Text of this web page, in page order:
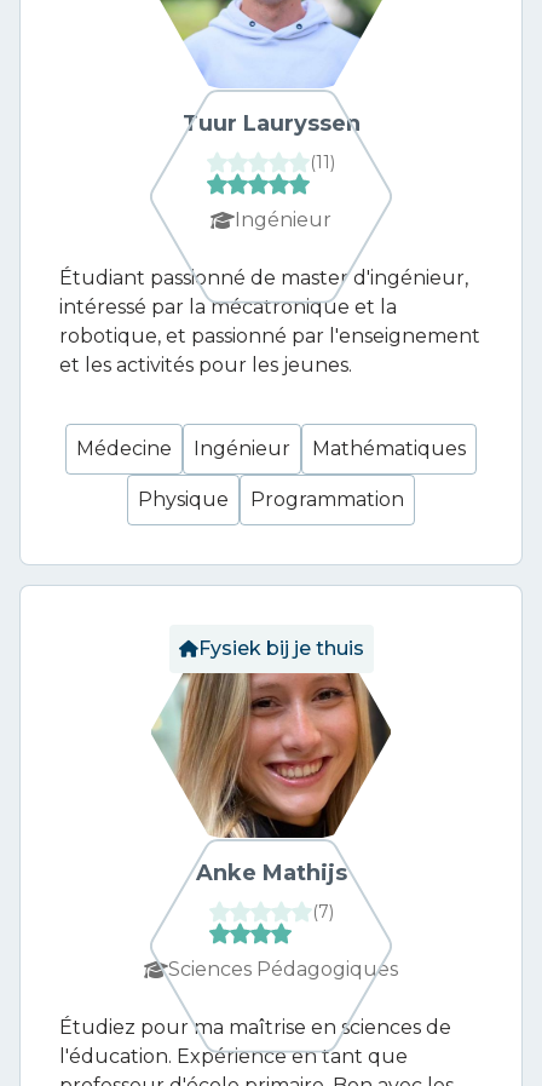
Tuur Lauryssen
(11)
Ingénieur
Étudiant passionné de master d'ingénieur,
intéressé par la mécatronique et la
robotique, et passionné par l'enseignement
et les activités pour les jeunes.
Médecine Ingénieur Mathématiques
Physique Programmation
Anke Mathijs
(7)
Fysiek bij je thuis
Sciences Pédagogiques
Étudiez pour ma maîtrise en sciences de
l'éducation. Expérience en tant que